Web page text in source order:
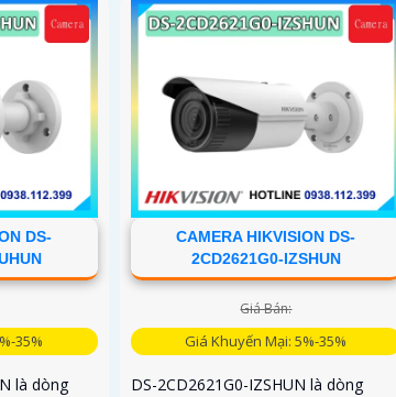
DS-
35%
là dòng
CAMERA HIKVISION DS-
2CD2621G0-IZSHUN
Giá Bán:
Giá Khuyến Mại: 5%-35%
DS-2CD2621G0-IZSHUN là dòng